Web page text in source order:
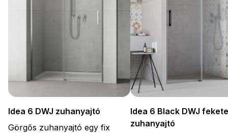
Idea 6 DWJ zuhanyajtó
Görgős zuhanyajtó egy fix
Idea 6 Black DWJ fekete
zuhanyajtó